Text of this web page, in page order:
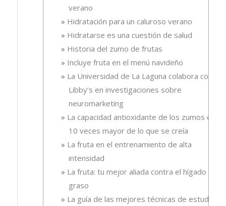
verano
Hidratación para un caluroso verano
Hidratarse es una cuestión de salud
Historia del zumo de frutas
Incluye fruta en el menú navideño
La Universidad de La Laguna colabora con
Libby’s en investigaciones sobre
neuromarketing
La capacidad antioxidante de los zumos es
10 veces mayor de lo que se creía
La fruta en el entrenamiento de alta
intensidad
La fruta: tu mejor aliada contra el hígado
graso
La guía de las mejores técnicas de estudio